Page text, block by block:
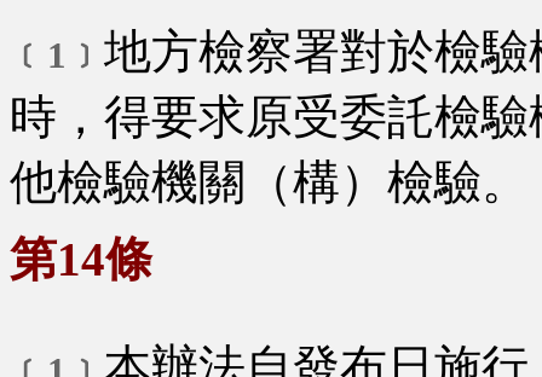
﹝1﹞ 地方檢察署對於檢
時，得要求原受委託檢
他檢驗機關（構）檢驗。
第14條